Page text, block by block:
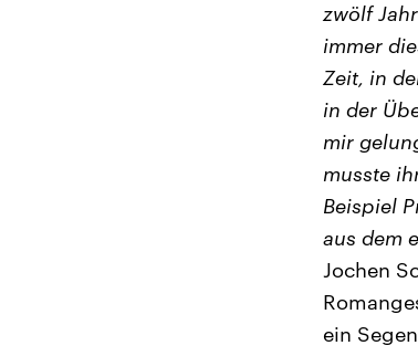
zwölf
immer
Zeit, in
in der
mir
musste
Beispiel
aus dem
Jochen
ein